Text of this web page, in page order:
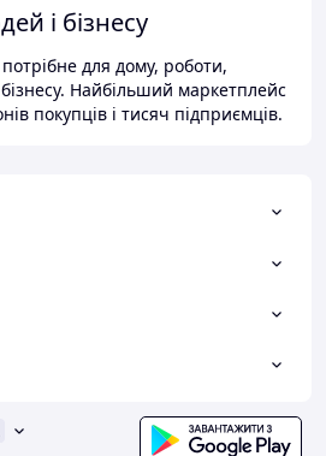
і бізнесу
для дому, роботи,
Найбільший маркетплейс
покупців і тисяч підприємців.